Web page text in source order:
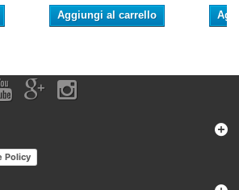
Aggiungi al carrello
Policy